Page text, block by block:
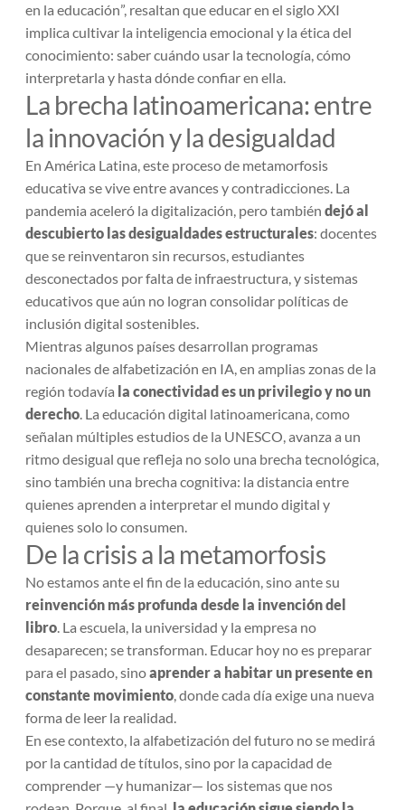
en la educación”, resaltan que educar en el siglo XXI
implica cultivar la inteligencia emocional y la ética del
conocimiento: saber cuándo usar la tecnología, cómo
interpretarla y hasta dónde confiar en ella.
La brecha latinoamericana: entre
la innovación y la desigualdad
En América Latina, este proceso de metamorfosis
educativa se vive entre avances y contradicciones. La
pandemia aceleró la digitalización, pero también dejó al
descubierto las desigualdades estructurales: docentes
que se reinventaron sin recursos, estudiantes
desconectados por falta de infraestructura, y sistemas
educativos que aún no logran consolidar políticas de
inclusión digital sostenibles.
Mientras algunos países desarrollan programas
nacionales de alfabetización en IA, en amplias zonas de la
región todavía la conectividad es un privilegio y no un
derecho. La educación digital latinoamericana, como
señalan múltiples estudios de la UNESCO, avanza a un
ritmo desigual que refleja no solo una brecha tecnológica,
sino también una brecha cognitiva: la distancia entre
quienes aprenden a interpretar el mundo digital y
quienes solo lo consumen.
De la crisis a la metamorfosis
No estamos ante el fin de la educación, sino ante su
reinvención más profunda desde la invención del
libro. La escuela, la universidad y la empresa no
desaparecen; se transforman. Educar hoy no es preparar
para el pasado, sinoaprender a habitar un presente en
constante movimiento, donde cada día exige una nueva
forma de leer la realidad.
En ese contexto, la alfabetización del futuro no se medirá
por la cantidad de títulos, sino por la capacidad de
comprender —y humanizar— los sistemas que nos